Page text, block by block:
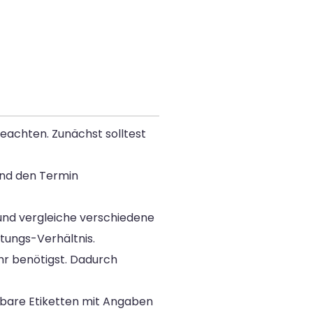
Zunächst solltest
den Termin
vergleiche verschiedene
Verhältnis.
benötigst. Dadurch
Etiketten mit Angaben